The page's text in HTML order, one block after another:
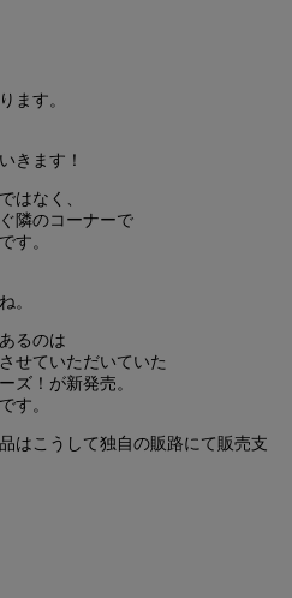
ます。
きます！
はなく、
隣のコーナーで
す。
。
るのは
せていただいていた
ズ！が新発売。
す。
はこうして独自の販路にて販売支